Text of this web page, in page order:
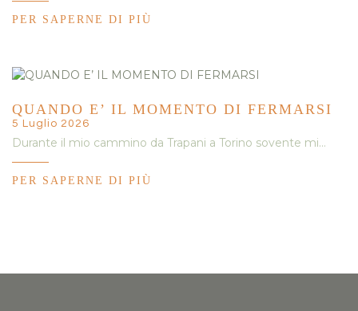
PER SAPERNE DI PIÙ
QUANDO E’ IL MOMENTO DI FERMARSI
5 Luglio 2026
Durante il mio cammino da Trapani a Torino sovente mi…
PER SAPERNE DI PIÙ